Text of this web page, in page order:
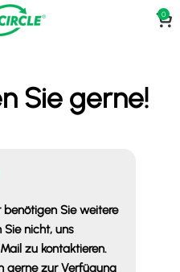
0
Sie gerne!
benötigen Sie weitere
nicht, uns
zu kontaktieren.
gerne zur Verfügung